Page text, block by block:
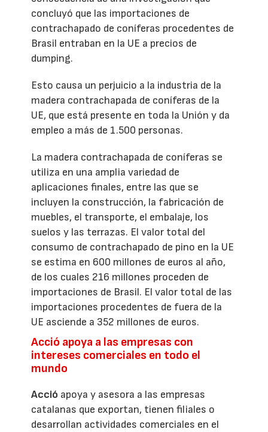
concluyó que las importaciones de
contrachapado de coníferas procedentes de
Brasil entraban en la UE a precios de
dumping.
Esto causa un perjuicio a la industria de la
madera contrachapada de coníferas de la
UE, que está presente en toda la Unión y da
empleo a más de 1.500 personas.
La madera contrachapada de coníferas se
utiliza en una amplia variedad de
aplicaciones finales, entre las que se
incluyen la construcción, la fabricación de
muebles, el transporte, el embalaje, los
suelos y las terrazas. El valor total del
consumo de contrachapado de pino en la UE
se estima en 600 millones de euros al año,
de los cuales 216 millones proceden de
importaciones de Brasil. El valor total de las
importaciones procedentes de fuera de la
UE asciende a 352 millones de euros.
Acció apoya a las empresas con
intereses comerciales en todo el
mundo
Acció apoya y asesora a las empresas
catalanas que exportan, tienen filiales o
desarrollan actividades comerciales en el